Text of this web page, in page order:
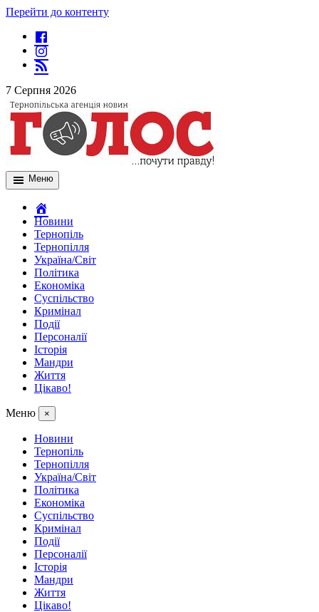
Перейти до контенту
7 Серпня 2026
Меню
Новини
Тернопіль
Тернопілля
Україна/Світ
Політика
Економіка
Суспільство
Кримінал
Події
Персоналії
Історія
Мандри
Життя
Цікаво!
Меню ×
Новини
Тернопіль
Тернопілля
Україна/Світ
Політика
Економіка
Суспільство
Кримінал
Події
Персоналії
Історія
Мандри
Життя
Цікаво!